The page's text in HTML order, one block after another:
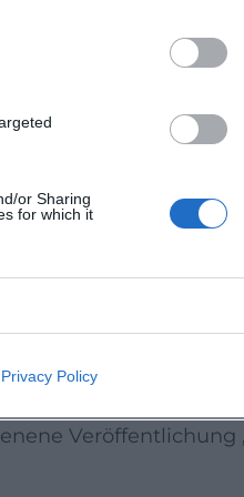
or Sharing
for which it
Privacy Policy
und
setzt und die
Im Zentrum
schaffen eine
die die Produktion
zu wirken. So
mit Giora
Fuchs und
verfolgt